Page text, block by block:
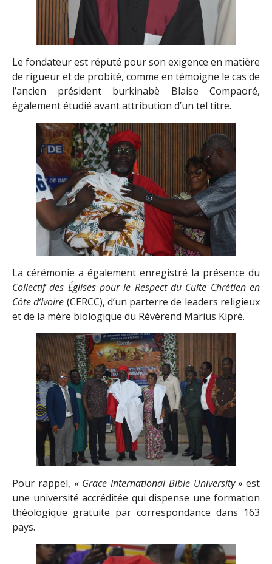
Le fondateur est réputé pour son exigence en matière
de rigueur et de probité, comme en témoigne le cas de
l’ancien président burkinabè Blaise Compaoré,
également étudié avant attribution d’un tel titre.
La cérémonie a également enregistré la présence du
Collectif des Églises pour le Respect du Culte Chrétien en
Côte d’Ivoire (CERCC), d’un parterre de leaders religieux
et de la mère biologique du Révérend Marius Kipré.
Pour rappel, « Grace International Bible University » est
une université accréditée qui dispense une formation
théologique gratuite par correspondance dans 163
pays.